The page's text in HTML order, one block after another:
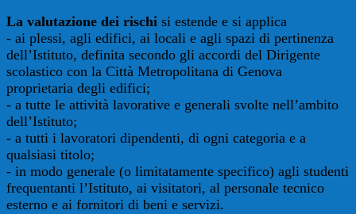
La valutazione dei rischi si estende e si applica
- ai plessi, agli edifici, ai locali e agli spazi di pertinenza
dell’Istituto, definita secondo gli accordi del Dirigente
scolastico con la Città Metropolitana di Genova
proprietaria degli edifici;
- a tutte le attività lavorative e generali svolte nell’ambito
dell’Istituto;
- a tutti i lavoratori dipendenti, di ogni categoria e a
qualsiasi titolo;
- in modo generale (o limitatamente specifico) agli studenti
frequentanti l’Istituto, ai visitatori, al personale tecnico
esterno e ai fornitori di beni e servizi.